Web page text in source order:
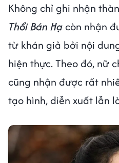
Không chỉ ghi nhận
Thổi Bán Hạcòn nhận
từ khán giả bởi nội
hiện thực. Theo đó, nữ
cũng nhận được rất
tạo hình, diễn xuất lẫn